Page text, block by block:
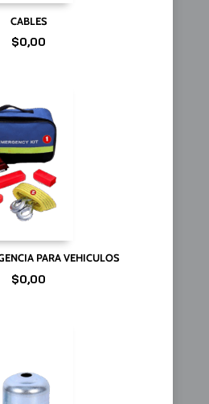
CABLES
$0,00
PARA VEHICULOS
$0,00